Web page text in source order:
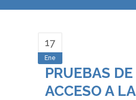
17
Ene
PRUEBAS DE
ACCESO A LA